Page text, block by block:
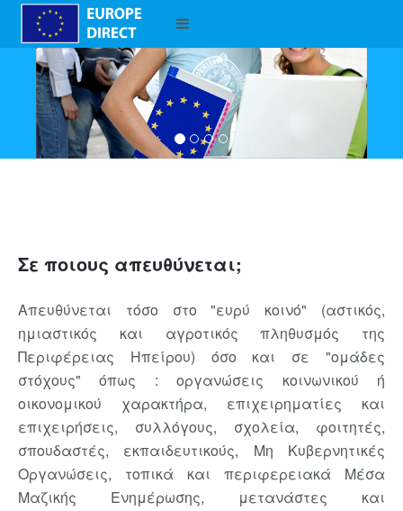
Σε ποιους απευθύνεται;
Απευθύνεται τόσο στο "ευρύ κοινό" (αστικός,
ημιαστικός και αγροτικός πληθυσμός της
Περιφέρειας Ηπείρου) όσο και σε "ομάδες
στόχους" όπως : οργανώσεις κοινωνικού ή
οικονομικού χαρακτήρα, επιχειρηματίες και
επιχειρήσεις, συλλόγους, σχολεία, φοιτητές,
σπουδαστές, εκπαιδευτικούς, Μη Κυβερνητικές
Οργανώσεις, τοπικά και περιφερειακά Μέσα
Μαζικής Ενημέρωσης, μετανάστες και